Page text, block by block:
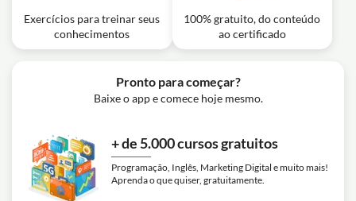
Exercícios para treinar seus
conhecimentos
100% gratuito, do conteúdo
ao certificado
Pronto para começar?
Baixe o app e comece hoje mesmo.
+ de 5.000 cursos gratuitos
Programação, Inglês, Marketing Digital e muito mais!
Aprenda o que quiser, gratuitamente.